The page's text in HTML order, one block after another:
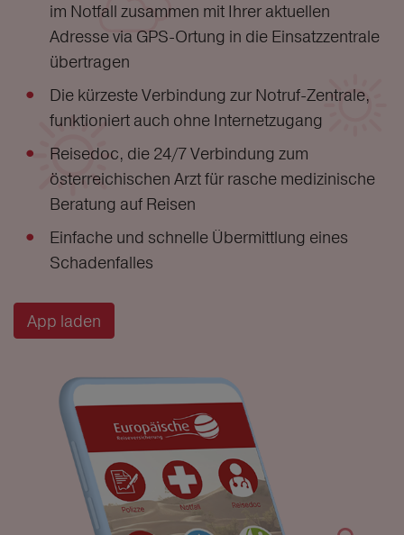
im Notfall zusammen mit Ihrer aktuellen
Adresse via GPS-Ortung in die Einsatzzentrale
übertragen
Die kürzeste Verbindung zur Notruf-Zentrale,
funktioniert auch ohne Internetzugang
Reisedoc, die 24/7 Verbindung zum
österreichischen Arzt für rasche medizinische
Beratung auf Reisen
Einfache und schnelle Übermittlung eines
Schadenfalles
App laden